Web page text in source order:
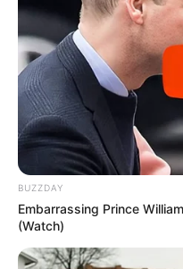
BUZZDAY
Embarrassing Prince
(Watch)